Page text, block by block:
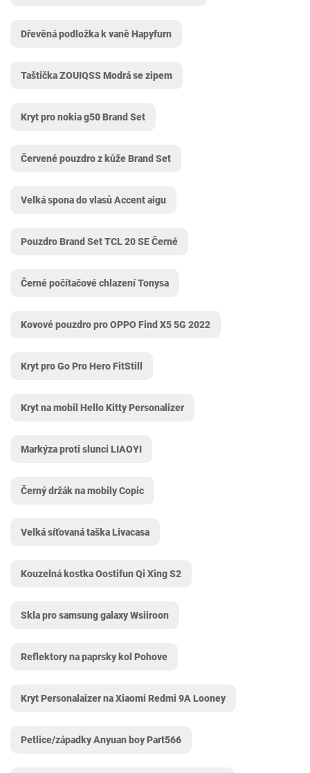
Dřevěná podložka k vaně Hapyfurn
Taštička ZOUIQSS Modrá se zipem
Kryt pro nokia g50 Brand Set
Červené pouzdro z kůže Brand Set
Velká spona do vlasů Accent aigu
Pouzdro Brand Set TCL 20 SE Černé
Černé počítačové chlazení Tonysa
Kovové pouzdro pro OPPO Find X5 5G 2022
Kryt pro Go Pro Hero FitStill
Kryt na mobil Hello Kitty Personalizer
Markýza proti slunci LIAOYI
Černý držák na mobily Copic
Velká síťovaná taška Livacasa
Kouzelná kostka Oostifun Qi Xing S2
Skla pro samsung galaxy Wsiiroon
Reflektory na paprsky kol Pohove
Kryt Personalaizer na Xiaomi Redmi 9A Looney
Petlice/západky Anyuan boy ‎Part566